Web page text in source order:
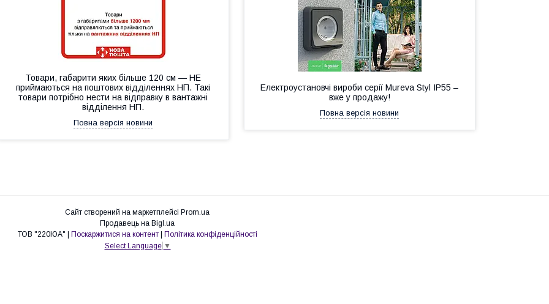
Товари, габарити яких більше 120 см — НЕ
приймаються на поштових відділеннях НП. Такі
товари потрібно нести на відправку в вантажні
відділення НП.
Повна версія новини
Електроустановчі вироби серії Mureva Styl IP55 –
вже у продажу!
Повна версія новини
Сайт створений на маркетплейсі Prom.ua
Продавець на Bigl.ua
Поскаржитися на контент
Політика конфіденційності
Select Language ▼